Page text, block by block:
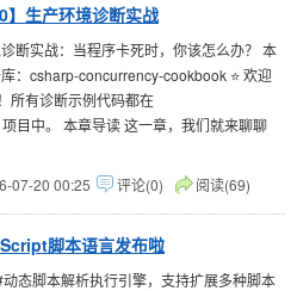
】生产环境诊断实战
断实战：当程序卡死时，你该怎么办？ 本
：csharp-concurrency-cookbook ⭐ 欢迎
所有诊断示例代码都在
目中。 本章导读 这一章，我们就来聊聊
07-20 00:25 评论(0) 阅读(69)
脚本语言发布啦
态脚本解析执行引擎，支持扩展多种脚本